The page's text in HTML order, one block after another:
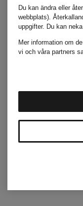
Grace
Du kan ändra eller
webbplats).
uppgifter. Du kan
Mer information om
vi och våra partners